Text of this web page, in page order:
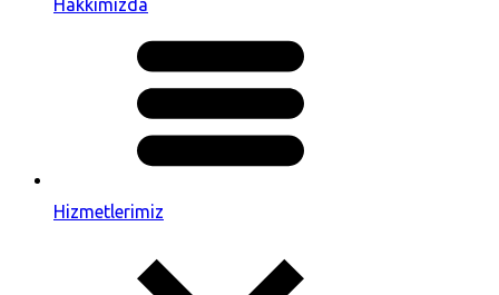
Hakkımızda
Hizmetlerimiz